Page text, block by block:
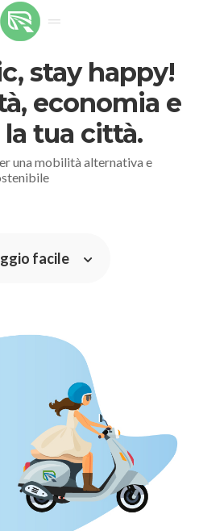
stay happy!
economia e
tua città.
una mobilità alternativa e
facile